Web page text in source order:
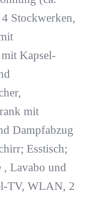
Stockwerken,
Kapsel-
mit
Dampfabzug
Esstisch;
, Lavabo und
TV, WLAN, 2